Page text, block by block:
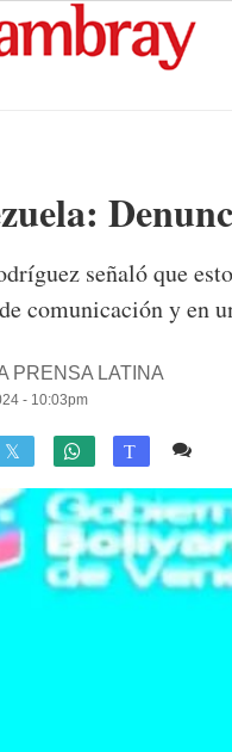
señaló que
comunicación y en
PRENSA LATINA
- 10:03pm
 T